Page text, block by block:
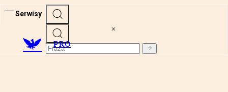
Serwisy
PRO